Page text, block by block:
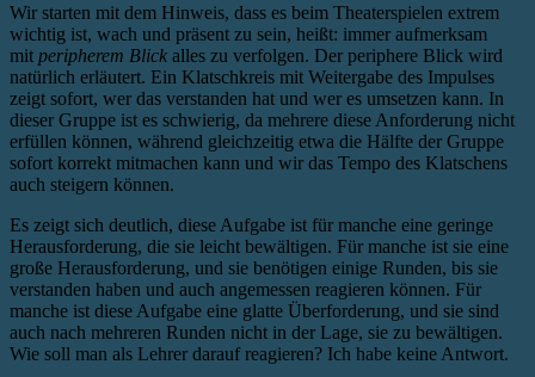
Wir starten mit dem Hinweis, dass es beim Theaterspielen extrem
wichtig ist, wach und präsent zu sein, heißt: immer aufmerksam
mit peripherem Blick alles zu verfolgen. Der periphere Blick wird
natürlich erläutert. Ein Klatschkreis mit Weitergabe des Impulses
zeigt sofort, wer das verstanden hat und wer es umsetzen kann. In
dieser Gruppe ist es schwierig, da mehrere diese Anforderung nicht
erfüllen können, während gleichzeitig etwa die Hälfte der Gruppe
sofort korrekt mitmachen kann und wir das Tempo des Klatschens
auch steigern können.
Es zeigt sich deutlich, diese Aufgabe ist für manche eine geringe
Herausforderung, die sie leicht bewältigen. Für manche ist sie eine
große Herausforderung, und sie benötigen einige Runden, bis sie
verstanden haben und auch angemessen reagieren können. Für
manche ist diese Aufgabe eine glatte Überforderung, und sie sind
auch nach mehreren Runden nicht in der Lage, sie zu bewältigen.
Wie soll man als Lehrer darauf reagieren? Ich habe keine Antwort.